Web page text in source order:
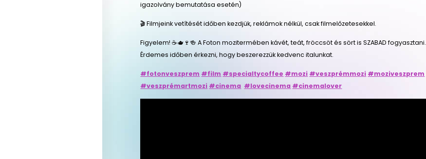
igazolvány bemutatása esetén)
🎬 Filmjeink vetítését időben kezdjük, reklámok nélkül, csak filmelőzetesekkel.
Figyelem! ☕🫖🍷🍻 A Foton mozitermében kávét, teát, fröccsöt és sört is SZABAD fogyasztani.
Érdemes időben érkezni, hogy beszerezzük kedvenc italunkat.
#fotonveszprem #film #specialtycoffee #mozi #veszprémmozi #moziveszprem
#veszprémartmozi #cinema #lovecinema #cinemalover